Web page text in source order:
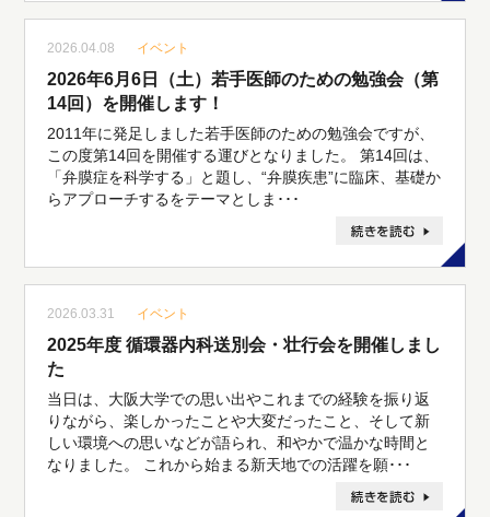
2026.04.08 イベント
2026年6月6日（土）若手医師のための勉強会（第
14回）を開催します！
2011年に発足しました若手医師のための勉強会ですが、
この度第14回を開催する運びとなりました。 第14回は、
「弁膜症を科学する」と題し、“弁膜疾患”に臨床、基礎か
らアプローチするをテーマとしま･･･
2026.03.31 イベント
2025年度 循環器内科送別会・壮行会を開催しまし
た
当日は、大阪大学での思い出やこれまでの経験を振り返
りながら、楽しかったことや大変だったこと、そして新
しい環境への思いなどが語られ、和やかで温かな時間と
なりました。 これから始まる新天地での活躍を願･･･